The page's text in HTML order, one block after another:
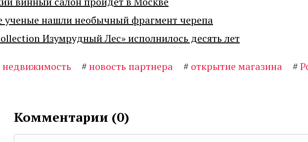
ученые нашли необычный фрагмент черепа
Изумрудный Лес» исполнилось десять лет
недвижимость #новость партнера # открытие магазина #
Комментарии (0)